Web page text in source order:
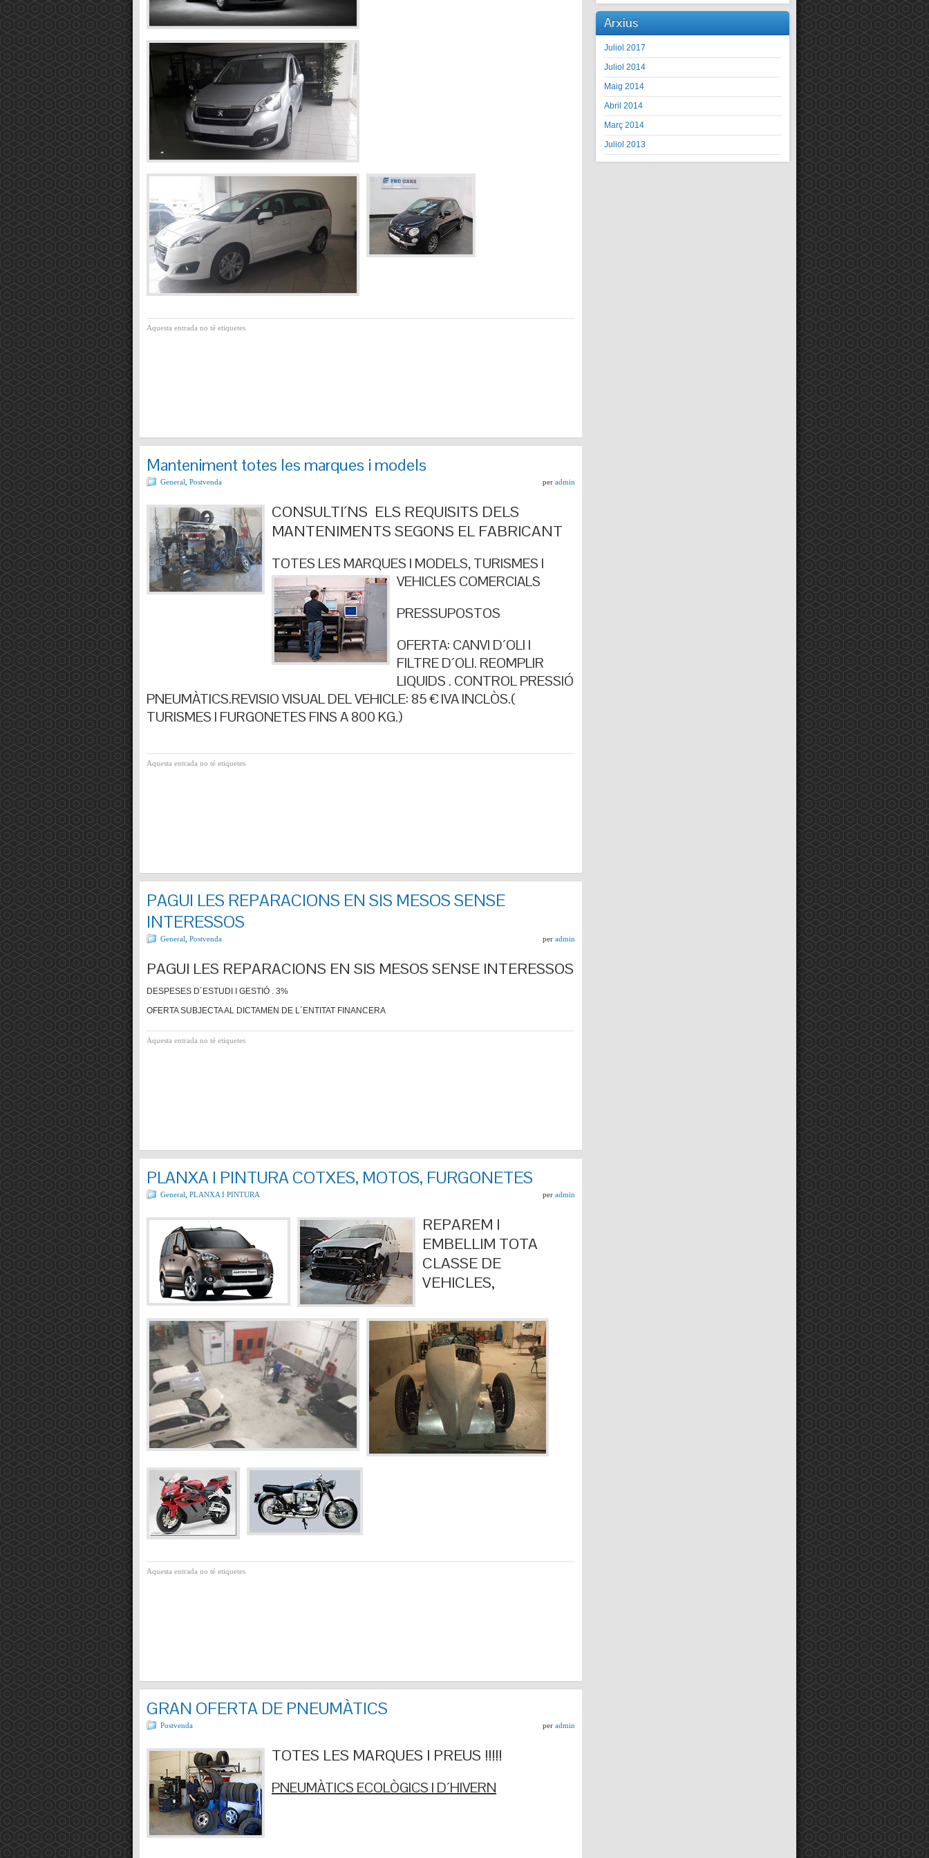
Aquesta entrada no té etiquetes
Manteniment totes les marques i models
General Postvenda per admin
CONSULTI´NS ELS REQUISITS DELS
MANTENIMENTS SEGONS EL FABRICANT
TOTES LES MARQUES I MODELS, TURISMES I
VEHICLES COMERCIALS
PRESSUPOSTOS
OFERTA: CANVI D´OLI I
FILTRE D´OLI. REOMPLIR
LIQUIDS . CONTROL PRESSIÓ
PNEUMÀTICS.REVISIO VISUAL DEL VEHICLE: 85 € IVA INCLÒS.(
TURISMES I FURGONETES FINS A 800 KG.)
Aquesta entrada no té etiquetes
PAGUI LES REPARACIONS EN SIS MESOS SENSE
INTERESSOS
General Postvenda per admin
PAGUI LES REPARACIONS EN SIS MESOS SENSE INTERESSOS
DESPESES D´ESTUDI I GESTIÓ . 3%
OFERTA SUBJECTA AL DICTAMEN DE L´ENTITAT FINANCERA
Aquesta entrada no té etiquetes
PLANXA I PINTURA COTXES, MOTOS, FURGONETES
General PLANXA I PINTURA per admin
REPAREM I
EMBELLIM TOTA
CLASSE DE
VEHICLES,
Aquesta entrada no té etiquetes
GRAN OFERTA DE PNEUMÀTICS
Postvenda per admin
TOTES LES MARQUES I PREUS !!!!!
PNEUMÀTICS ECOLÒGICS I D´HIVERN
Arxius
Juliol 2017
Juliol 2014
Maig 2014
Abril 2014
Març 2014
Juliol 2013